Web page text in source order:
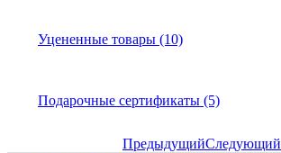
Уцененные товары (10)
Подарочные сертификаты (5)
ПредыдущийСледующий